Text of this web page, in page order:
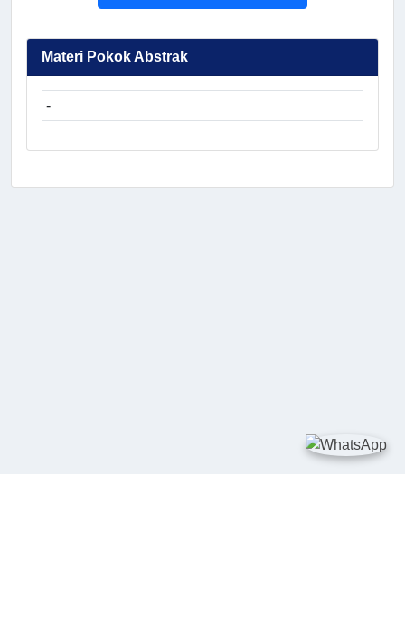
Materi Pokok Abstrak
-